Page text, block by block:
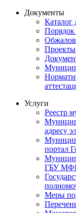
Документы
Каталог
Порядок
Услуги
Реестр
адресу
портал
ГБУ
Меры